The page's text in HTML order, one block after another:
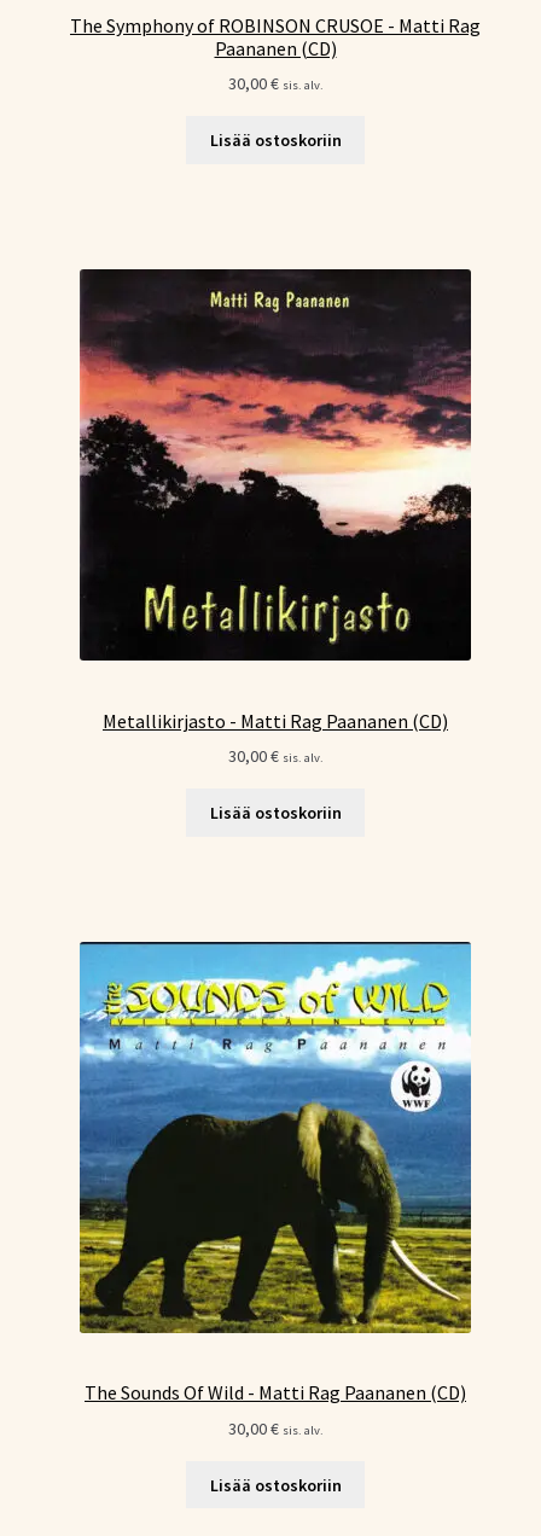
The Symphony of ROBINSON CRUSOE - Matti Rag
Paananen (CD)
30,00€ sis. alv.
Lisää ostoskoriin
Metallikirjasto - Matti Rag Paananen (CD)
30,00€ sis. alv.
Lisää ostoskoriin
The Sounds Of Wild - Matti Rag Paananen (CD)
30,00€ sis. alv.
Lisää ostoskoriin